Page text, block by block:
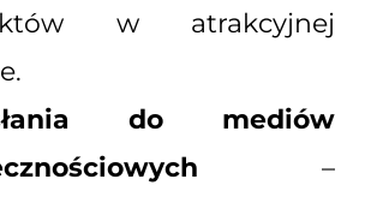
w atrakcyjnej
do mediów
–